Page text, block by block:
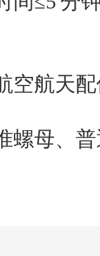
空航天
螺母、